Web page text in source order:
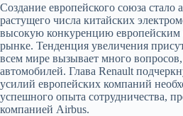
Создание европейского союза стало
растущего числа китайских
высокую конкуренцию
рынке. Тенденция увеличения
всем мире вызывает много
автомобилей. Глава Renault
усилий европейских компаний
успешного опыта сотрудничества,
компанией Airbus.